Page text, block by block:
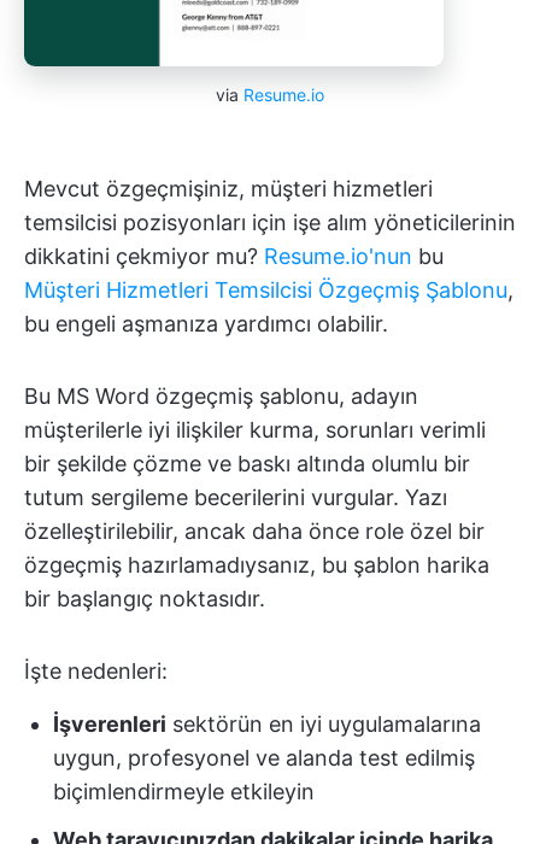
via Resume.io
Mevcut özgeçmişiniz, müşteri hizmetleri
temsilcisi pozisyonları için işe alım yöneticilerinin
dikkatini çekmiyor mu? Resume.io'nun bu
Müşteri Hizmetleri Temsilcisi Özgeçmiş Şablonu,
bu engeli aşmanıza yardımcı olabilir.
Bu MS Word özgeçmiş şablonu, adayın
müşterilerle iyi ilişkiler kurma, sorunları verimli
bir şekilde çözme ve baskı altında olumlu bir
tutum sergileme becerilerini vurgular. Yazı
özelleştirilebilir, ancak daha önce role özel bir
özgeçmiş hazırlamadıysanız, bu şablon harika
bir başlangıç noktasıdır.
İşte nedenleri:
İşverenleri sektörün en iyi uygulamalarına
uygun, profesyonel ve alanda test edilmiş
biçimlendirmeyle etkileyin